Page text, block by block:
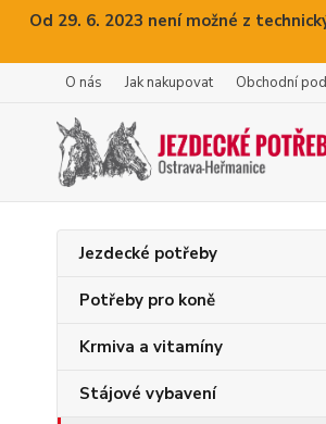
Od 29. 6. 2023 není možné z
O nás Jak nakupovat Obchodní
Jezdecké potřeby
Potřeby pro koně
Krmiva a vitamíny
Stájové vybavení